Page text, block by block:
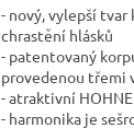
- nový, vylepší
chrastění hlásků
- patentovaný
provedenou třemi
- atraktivní
- harmonika je